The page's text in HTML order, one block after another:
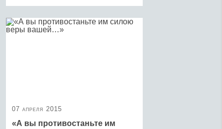
07 апреля 2015
«А вы противостаньте им